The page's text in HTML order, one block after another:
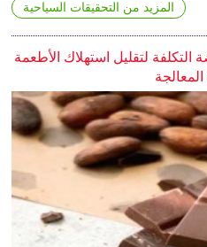
المزيد من التحقيقات السياحية
التكلفة لتقليل استهلاك الأطعمة
المعالجة